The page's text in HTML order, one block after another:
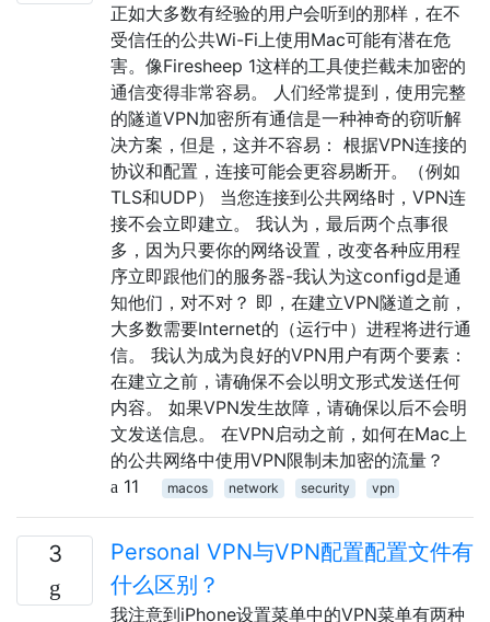
正如大多数有经验的用户会听到的那样，在不
受信任的公共Wi-Fi上使用Mac可能有潜在危
害。像Firesheep 1这样的工具使拦截未加密的
通信变得非常容易。 人们经常提到，使用完整
的隧道VPN加密所有通信是一种神奇的窃听解
决方案，但是，这并不容易： 根据VPN连接的
协议和配置，连接可能会更容易断开。（例如
TLS和UDP） 当您连接到公共网络时，VPN连
接不会立即建立。 我认为，最后两个点事很
多，因为只要你的网络设置，改变各种应用程
序立即跟他们的服务器-我认为这configd是通
知他们，对不对？ 即，在建立VPN隧道之前，
大多数需要Internet的（运行中）进程将进行通
信。 我认为成为良好的VPN用户有两个要素：
在建立之前，请确保不会以明文形式发送任何
内容。 如果VPN发生故障，请确保以后不会明
文发送信息。 在VPN启动之前，如何在Mac上
的公共网络中使用VPN限制未加密的流量？
11
macos network security vpn
3
Personal VPN与VPN配置配置文件有
什么区别？
我注意到iPhone设置菜单中的VPN菜单有两种